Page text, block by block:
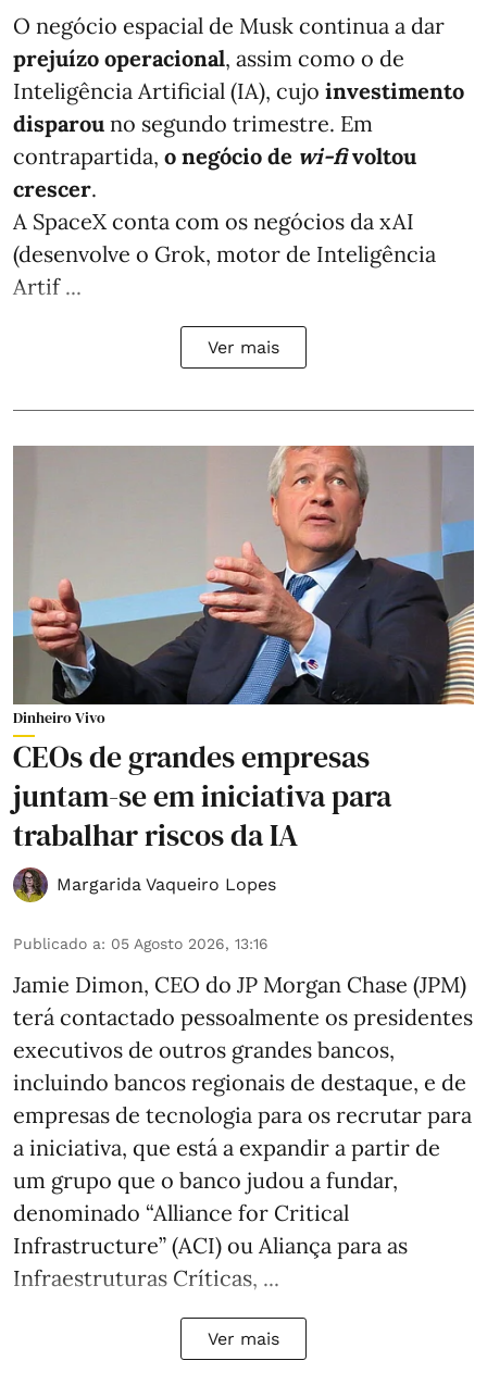
O negócio espacial de Musk continua a dar
prejuízo operacional, assim como o de
Inteligência Artificial (IA), cujo investimento
disparou no segundo trimestre. Em
contrapartida, o negócio de wi-fivoltou
crescer.
A SpaceX conta com os negócios da xAI
(desenvolve o Grok, motor de Inteligência
Artif ...
Ver mais
Dinheiro Vivo
CEOs de grandes empresas
juntam-se em iniciativa para
trabalhar riscos da IA
Margarida Vaqueiro Lopes
Publicado a: 05 Agosto 2026, 13:16
Jamie Dimon, CEO do JP Morgan Chase (JPM)
terá contactado pessoalmente os presidentes
executivos de outros grandes bancos,
incluindo bancos regionais de destaque, e de
empresas de tecnologia para os recrutar para
a iniciativa, que está a expandir a partir de
um grupo que o banco judou a fundar,
denominado “Alliance for Critical
Infrastructure” (ACI) ou Aliança para as
Infraestruturas Críticas, ...
Ver mais